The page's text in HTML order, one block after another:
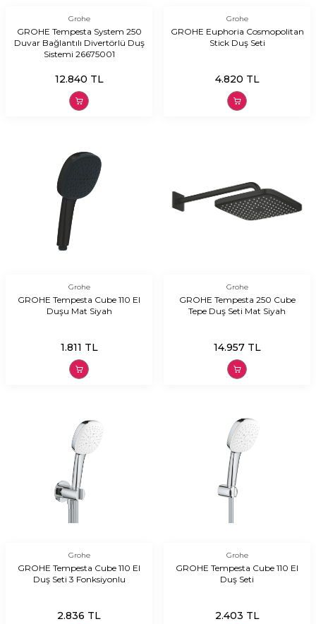
Grohe
GROHE Tempesta System 250
Duvar Bağlantılı Divertörlü Duş
Sistemi 26675001
12.840 TL
Grohe
GROHE Euphoria Cosmopolitan
Stick Duş Seti
4.820 TL
Grohe
GROHE Tempesta Cube 110 El
Duşu Mat Siyah
1.811 TL
Grohe
GROHE Tempesta 250 Cube
Tepe Duş Seti Mat Siyah
14.957TL
Grohe
GROHE Tempesta Cube 110 El
Duş Seti 3 Fonksiyonlu
2.836 TL
Grohe
GROHE Tempesta Cube 110 El
Duş Seti
2.403 TL